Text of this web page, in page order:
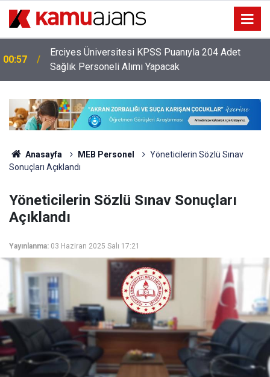
00:57
Erciyes Üniversitesi KPSS Puanıyla 204 Adet
Sağlık Personeli Alımı Yapacak
Anasayfa MEB Personel
Yöneticilerin Sözlü Sınav
Sonuçları Açıklandı
Yöneticilerin Sözlü Sınav Sonuçları
Açıklandı
Yayınlanma: 03 Haziran 2025 Salı 17:21